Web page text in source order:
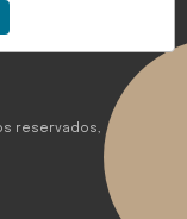
reservados,